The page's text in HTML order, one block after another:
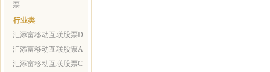
票
行业类
汇添富移动互联股票D
汇添富移动互联股票A
汇添富移动互联股票C